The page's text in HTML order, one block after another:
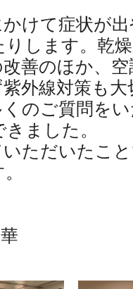
けて症状が
します。乾
善のほか、
外線対策も大
のご質問を
ました。
ただいたこ